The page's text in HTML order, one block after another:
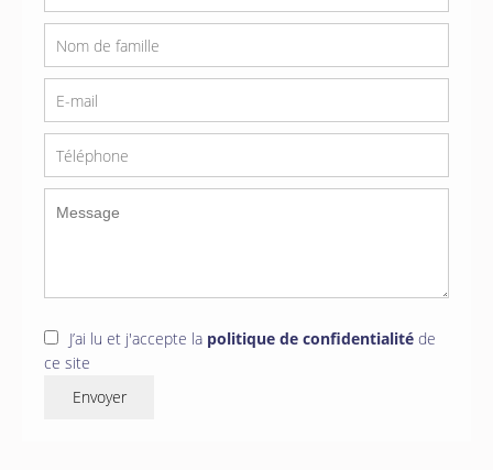
J’ai lu et j'accepte la politique de confidentialité de
ce site
Envoyer